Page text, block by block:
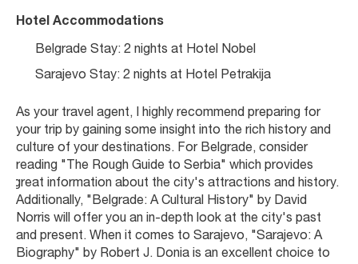
Hotel Accommodations
Belgrade Stay: 2 nights at Hotel Nobel
Sarajevo Stay: 2 nights at Hotel Petrakija
As your travel agent, I highly recommend preparing for
your trip by gaining some insight into the rich history and
culture of your destinations. For Belgrade, consider
reading "The Rough Guide to Serbia" which provides
great information about the city's attractions and history.
Additionally, "Belgrade: A Cultural History" by David
Norris will offer you an in-depth look at the city's past
and present. When it comes to Sarajevo, "Sarajevo: A
Biography" by Robert J. Donia is an excellent choice to